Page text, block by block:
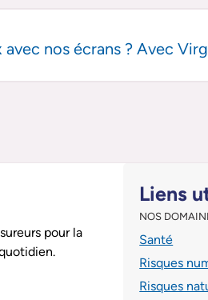
nos écrans ? Avec
pour la
Liens
NOS
Santé
Risques
Risques